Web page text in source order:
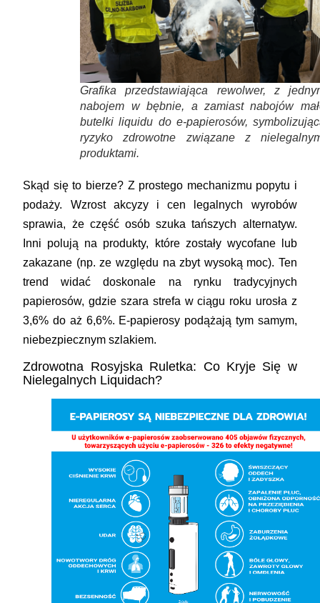
Grafika przedstawiająca rewolwer, z
nabojem w bębnie, a zamiast nabojów
butelki liquidu do e-papierosów,
ryzyko zdrowotne związane z
produktami.
Skąd się to bierze? Z prostego mechanizmu popytu i
podaży. Wzrost akcyzy i cen legalnych wyrobów
sprawia, że część osób szuka tańszych alternatyw.
Inni polują na produkty, które zostały wycofane lub
zakazane (np. ze względu na zbyt wysoką moc). Ten
trend widać doskonale na rynku tradycyjnych
papierosów, gdzie szara strefa w ciągu roku urosła z
3,6% do aż 6,6%. E-papierosy podążają tym samym,
niebezpiecznym szlakiem.
Zdrowotna Rosyjska Ruletka: Co Kryje Się w
Nielegalnych Liquidach?